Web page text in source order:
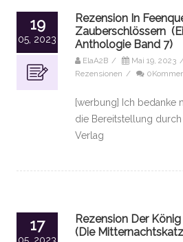
19
05, 2023
Rezension In
Zauberschlössern
Anthologie Band 7)
ElaA2B / Mai 19, 2023
Rezensionen /
[werbung] Ich bedanke
die Bereitstellung
Verlag
17
05, 2023
Rezension Der
(Die